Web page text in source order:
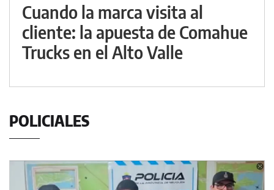
Cuando la marca visita al
cliente: la apuesta de Comahue
Trucks en el Alto Valle
POLICIALES